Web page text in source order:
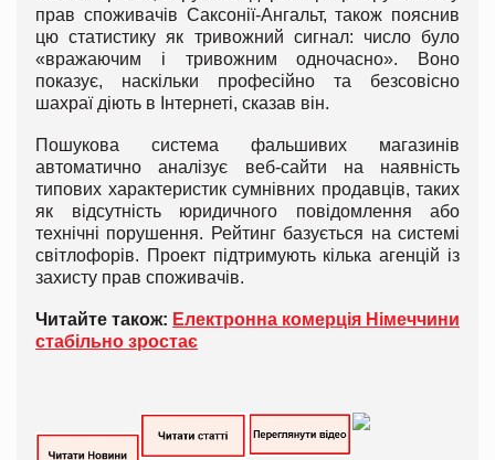
прав споживачів Саксонії-Ангальт, також пояснив
цю статистику як тривожний сигнал: число було
«вражаючим і тривожним одночасно». Воно
показує, наскільки професійно та безсовісно
шахраї діють в Інтернеті, сказав він.
Пошукова система фальшивих магазинів
автоматично аналізує веб-сайти на наявність
типових характеристик сумнівних продавців, таких
як відсутність юридичного повідомлення або
технічні порушення. Рейтинг базується на системі
світлофорів. Проект підтримують кілька агенцій із
захисту прав споживачів.
Читайте також: Електронна комерція Німеччини
стабільно зростає